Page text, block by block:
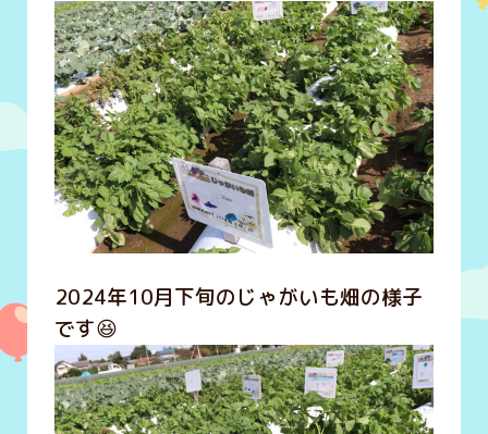
2024年10月下旬のじゃがいも畑の様子
です😆